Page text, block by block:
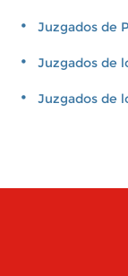
Juzgados de
Juzgados de
Juzgados de